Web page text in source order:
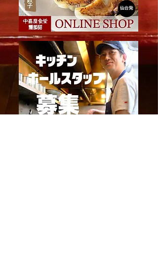
きまして